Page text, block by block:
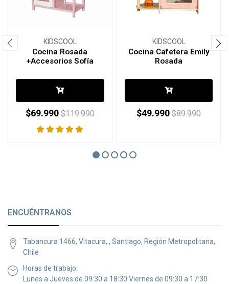
KIDSCOOL
Cocina Rosada
+Accesorios Sofía
$69.990 $119.990
KIDSCOOL
Cocina Cafetera Emily
Rosada
$49.990 $89.990
ENCUÉNTRANOS
Tabancura 1466, Vitacura, , Santiago, Región Metropolitana,
Chile
Horas de trabajo:
Lunes a Jueves de 09:30 a 18:30 Viernes de 09:30 a 17:30